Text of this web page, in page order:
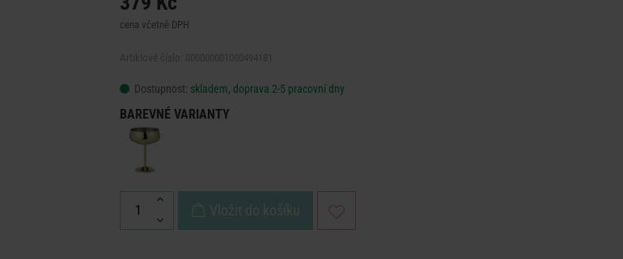
cena včetně DPH
Dostupnost: skladem, doprava 2-5 pracovní dny
BAREVNÉ VARIANTY
Vložit do košíku